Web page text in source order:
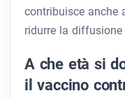
contribuisce anche
ridurre la
A che età si
il vaccino